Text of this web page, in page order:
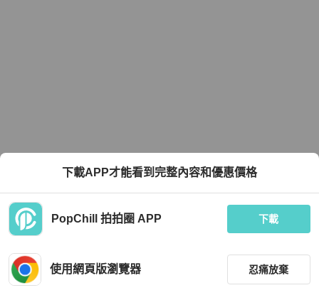
下載APP才能看到完整內容和優惠價格
PopChill 拍拍圈 APP 下載
使用網頁版瀏覽器 忍痛放棄